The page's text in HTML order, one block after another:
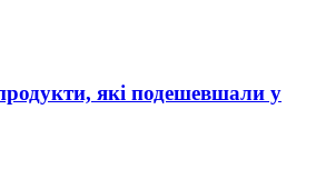
які подешевшали у